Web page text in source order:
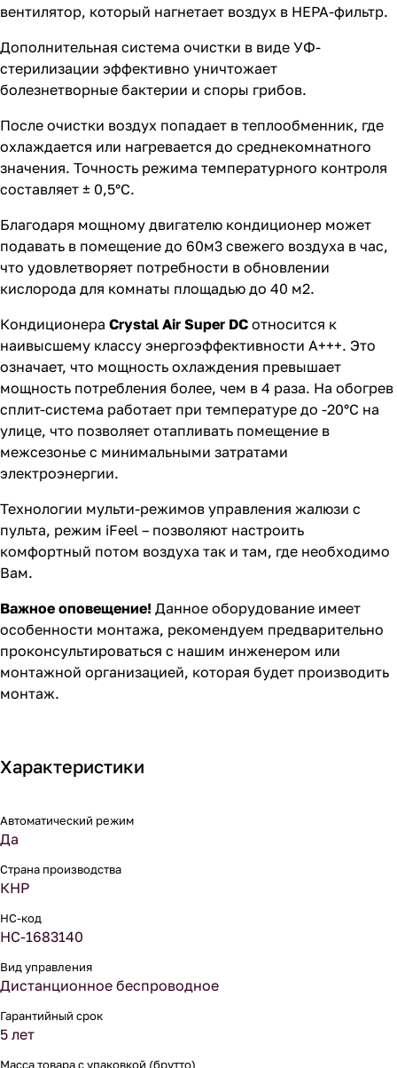
вентилятор, который нагнетает воздух в HEPA-фильтр.
Дополнительная система очистки в виде УФ-
стерилизации эффективно уничтожает
болезнетворные бактерии и споры грибов.
После очистки воздух попадает в теплообменник, где
охлаждается или нагревается до среднекомнатного
значения. Точность режима температурного контроля
составляет ± 0,5°С.
Благодаря мощному двигателю кондиционер может
подавать в помещение до 60м3 свежего воздуха в час,
что удовлетворяет потребности в обновлении
кислорода для комнаты площадью до 40 м2.
Кондиционера Crystal Air Super DC относится к
наивысшему классу энергоэффективности А+++. Это
означает, что мощность охлаждения превышает
мощность потребления более, чем в 4 раза. На обогрев
сплит-система работает при температуре до -20°С на
улице, что позволяет отапливать помещение в
межсезонье с минимальными затратами
электроэнергии.
Технологии мульти-режимов управления жалюзи с
пульта, режим iFeel – позволяют настроить
комфортный потом воздуха так и там, где необходимо
Вам.
Важное оповещение! Данное оборудование имеет
особенности монтажа, рекомендуем предварительно
проконсультироваться с нашим инженером или
монтажной организацией, которая будет производить
монтаж.
Характеристики
Автоматический режим
Да
Страна производства
КНР
НС-код
НС-1683140
Вид управления
Дистанционное беспроводное
Гарантийный срок
5 лет
Масса товара с упаковкой (брутто)